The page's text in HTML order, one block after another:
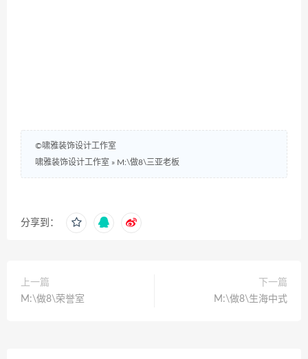
©啸雅装饰设计工作室
啸雅装饰设计工作室 » M:\做8\三亚老板
分享到：
上一篇
M:\做8\荣誉室
下一篇
M:\做8\生海中式